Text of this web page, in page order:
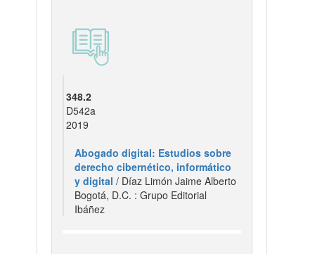
348.2
D542a
2019
Abogado digital: Estudios sobre
derecho cibernético, informático
y digital / Díaz Limón Jaime Alberto
Bogotá, D.C. : Grupo Editorial
Ibáñez